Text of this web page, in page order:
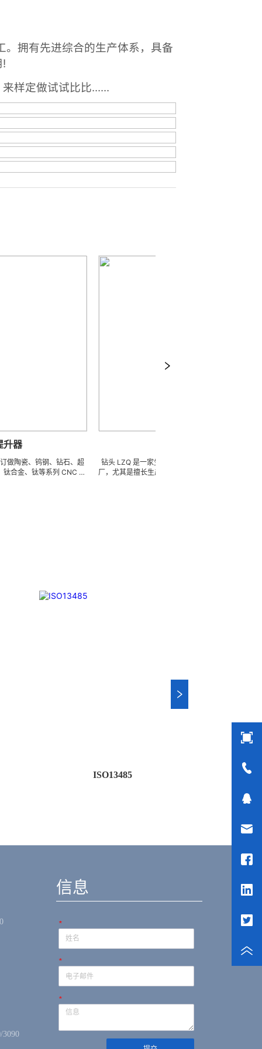
钨钢、钻石、超
钛等系列 CNC 精
0.0005mm( ±
成本的应用。
钻头 LZQ 是一家生产各种牙科种植钻头的 OEM 代工工
厂，尤其是擅长生产即刻种植钻，骨致密化钻系列，种植
ISO13485 新闻
3090
信息
*
*
*